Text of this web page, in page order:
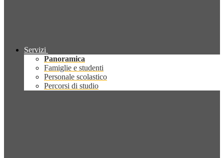
Servizi
Panoramica
Famiglie e studenti
Personale scolastico
Percorsi di studio